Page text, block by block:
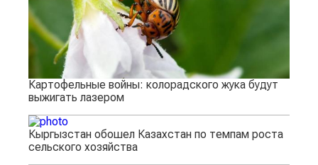
Картофельные войны: колорадского жука будут
выжигать лазером
Кыргызстан обошел Казахстан по темпам роста
сельского хозяйства